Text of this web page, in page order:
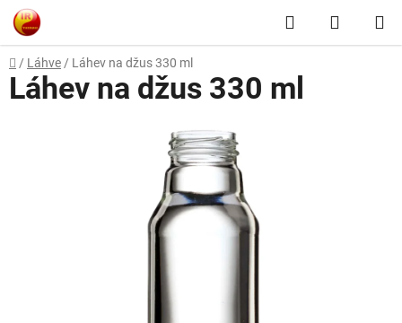
Přejít
na
obsah
Hledat
KOŠÍK
Domů
/ Láhve / Láhev na džus 330 ml
Láhev na džus 330 ml